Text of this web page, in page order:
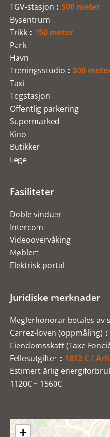
TGV-stasjon
500 meter
Bysentrum
Trikk
150 meter
Park
Havn
Treningsstudio
300
Taxi
Togstasjon
Offentlig parkering
Supermarked
Kino
Butikker
Lege
Fasiliteter
Doble vinduer
Intercom
Videoovervåking
Møblert
Elektrisk portal
Juridiske merknader
Meglerhonorar betales av
Carrez-loven (oppmåling)
Eiendomsskatt (Taxe
Fellesutgifter
1812 € /
Estimert årlig
1120€ ~ 1560€
+